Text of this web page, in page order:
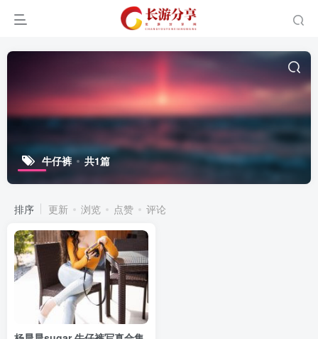
牛仔裤 共1篇
排序 更新 浏览 点赞 评论